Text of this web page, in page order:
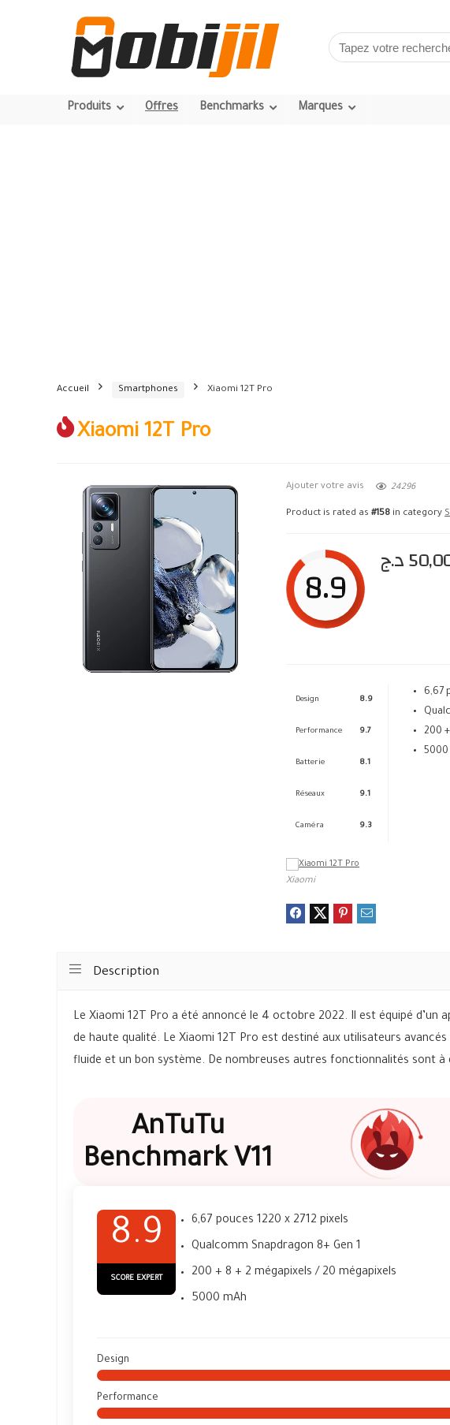
Produits Offres Benchmarks Marques
Accueil Smartphones Xiaomi 12T Pro
Xiaomi 12T Pro
Ajouter votre avis 24296
Product is rated as#158 in category
8.9 د.ج
Design 8.9
Performance 9.7
Batterie 8.1
Réseaux 9.1
Caméra 9.3
6,67
200
5000
Xiaomi
Description
Le Xiaomi 12T Pro a été annoncé le 4 octobre 2022. Il est équipé
de haute qualité. Le Xiaomi 12T Pro est destiné aux utilisateurs
fluide et un bon système. De nombreuses autres fonctionnalités sont
AnTuTu
Benchmark V11
8.9
SCORE EXPERT
6,67 pouces 1220 x 2712 pixels
Qualcomm Snapdragon 8+ Gen 1
200 + 8 + 2 mégapixels / 20 mégapixels
5000 mAh
Design
Performance